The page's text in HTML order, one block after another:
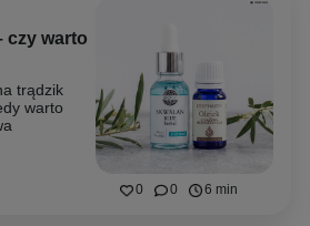
0 0 6 min
czy warto
trądzik
warto